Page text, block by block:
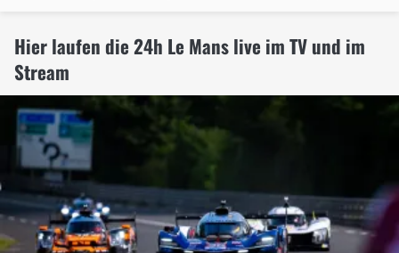
Hier laufen die 24h Le Mans live im TV und im
Stream